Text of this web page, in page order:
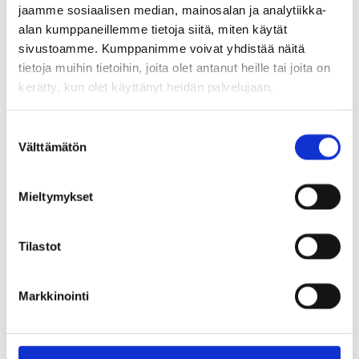
jaamme sosiaalisen median, mainosalan ja analytiikka-
alan kumppaneillemme tietoja siitä, miten käytät
sivustoamme. Kumppanimme voivat yhdistää näitä
tietoja muihin tietoihin, joita olet antanut heille tai joita on
kerätty, kun olet käyttänyt heidän palvelujaan.
Välttämätön
Mieltymykset
Tilastot
Markkinointi
Y-tunnus: 0131661-3
Verkkolaskuosoite: 003701316613
Välittäjätunnus: 003703575029
Verkkolaskuoperaattori:
mukaiset pakolliset laskumerkinnät.
SiirrytLaskutusvaatimukset arvonlisäverotuksessa
Mikäli sinulla ei ole mahdollisuutta lähettää